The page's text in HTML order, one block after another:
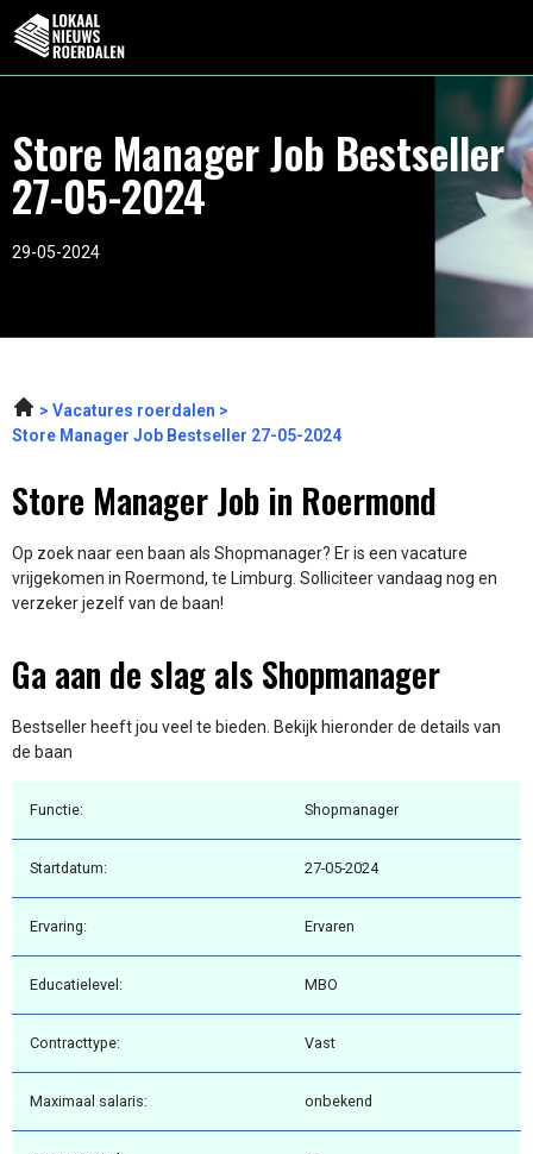
Store Manager Job Bestseller
27-05-2024
29-05-2024
Vacatures roerdalen
Store Manager Job Bestseller 27-05-2024
Store Manager Job in Roermond
Op zoek naar een baan als Shopmanager? Er is een vacature
vrijgekomen in Roermond, te Limburg. Solliciteer vandaag nog en
verzeker jezelf van de baan!
Ga aan de slag als Shopmanager
Bestseller heeft jou veel te bieden. Bekijk hieronder de details van
de baan
Functie: Shopmanager
Startdatum: 27-05-2024
Ervaring: Ervaren
Educatielevel: MBO
Contracttype: Vast
Maximaal salaris: onbekend